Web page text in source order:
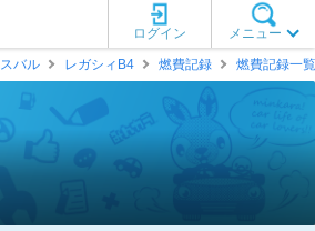
メニュー
ログイン
スバル レガシィB4 燃費記録 燃費記録一覧